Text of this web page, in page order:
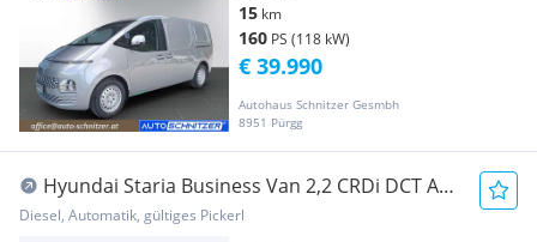
15 km
160 PS (118 kW)
Autohaus Schnitzer Gesmbh
8951 Pürgg
€ 39.990
Hyundai Staria Business Van 2,2 CRDi DCT Aut.
Transporter / Kastenwagen
Diesel, Automatik, gültiges Pickerl